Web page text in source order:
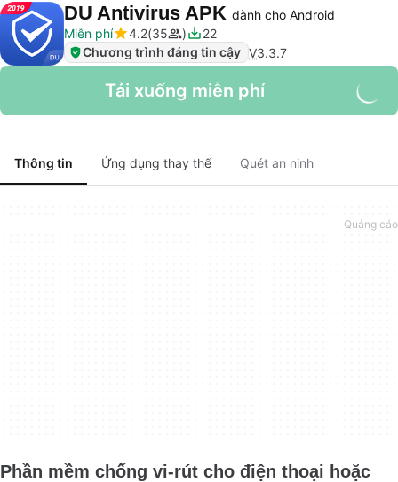
DU Antivirus APK dành cho Android
Miễn phí
4.2 35
22
Chương trình đáng tin cậy V3.3.7
Tải xuống miễn phí
Thông tin Ứng dụng thay thế Quét an ninh
Phần mềm chống vi-rút cho điện thoại hoặc